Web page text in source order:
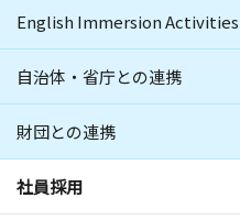
English Immersion Activities
自治体・省庁との連携
財団との連携
社員採用